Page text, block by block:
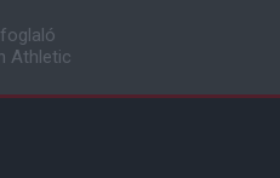
Athletic